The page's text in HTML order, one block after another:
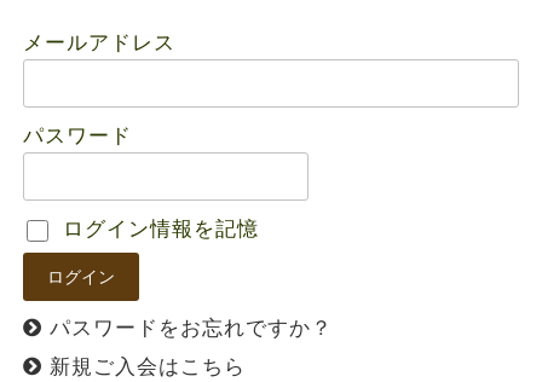
メールアドレス
パスワード
ログイン情報を記憶
パスワードをお忘れですか？
新規ご入会はこちら